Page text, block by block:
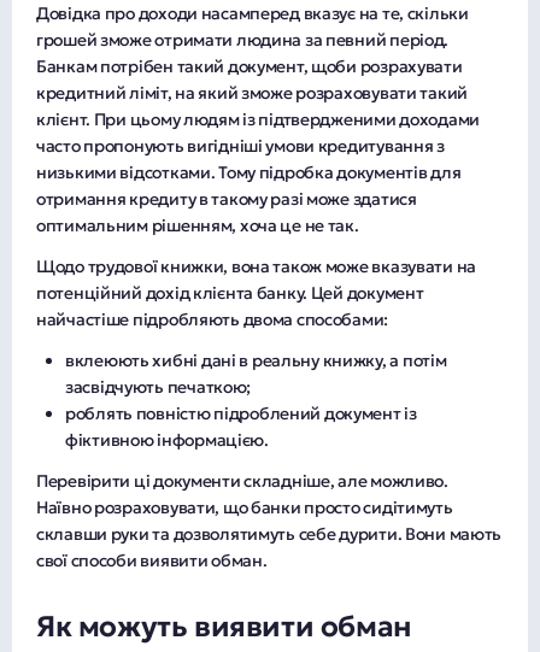
Довідка про доходи насамперед вказує на те, скільки
грошей зможе отримати людина за певний період.
Банкам потрібен такий документ, щоби розрахувати
кредитний ліміт, на який зможе розраховувати такий
клієнт. При цьому людям із підтвердженими доходами
часто пропонують вигідніші умови кредитування з
низькими відсотками. Тому підробка документів для
отримання кредиту в такому разі може здатися
оптимальним рішенням, хоча це не так.
Щодо трудової книжки, вона також може вказувати на
потенційний дохід клієнта банку. Цей документ
найчастіше підробляють двома способами:
вклеюють хибні дані в реальну книжку, а потім
засвідчують печаткою;
роблять повністю підроблений документ із
фіктивною інформацією.
Перевірити ці документи складніше, але можливо.
Наївно розраховувати, що банки просто сидітимуть
склавши руки та дозволятимуть себе дурити. Вони мають
свої способи виявити обман.
Як можуть виявити обман